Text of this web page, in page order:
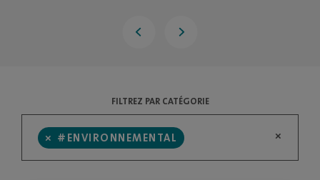
FILTREZ PAR CATÉGORIE
×
× #ENVIRONNEMENTAL